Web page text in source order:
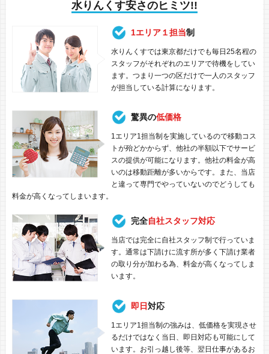
水りんくす安さのヒミツ!!
1エリア１担当制
水りんくすでは東京都だけでも毎日25名程の
スタッフがそれぞれのエリアで待機をしてい
ます。つまり一つの区だけで一人のスタッフ
が担当している計算になります。
驚異の低価格
1エリア1担当制を実施しているので移動コス
トが殆どかからず、他社の半額以下でサービ
スの提供が可能になります。他社の料金が高
いのは移動距離が多いからです。また、当店
と違って専門でやっていないのでどうしても
料金が高くなってしまいます。
完全自社スタッフ対応
当店では完全に自社スタッフ制で行っていま
す。通常は下請けに流す所が多く下請け業者
の取り分が加わる為、料金が高くなってしま
います。
即日対応
1エリア1担当制の強みは、低価格を実現させ
るだけではなく当日、即日対応も可能にして
います。お引っ越し後等、翌日仕事があるお